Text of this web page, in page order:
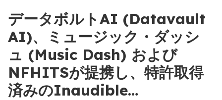
データボルトAI (Datavault
AI)、ミュージック・ダッシ
ュ (Music Dash) および
NFHITSが提携し、特許取得
済みのInaudible…